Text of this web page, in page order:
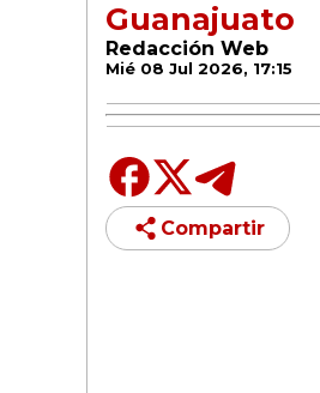
Guanajuato
Redacción Web
Mié 08 Jul 2026, 17:15
Compartir